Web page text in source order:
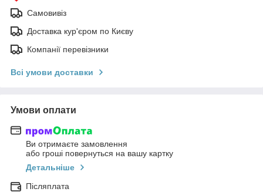
Самовивіз
Доставка кур'єром по Києву
Компанії перевізники
Всі умови доставки
Умови оплати
Ви отримаєте замовлення
або гроші повернуться на вашу картку
Детальніше
Післяплата